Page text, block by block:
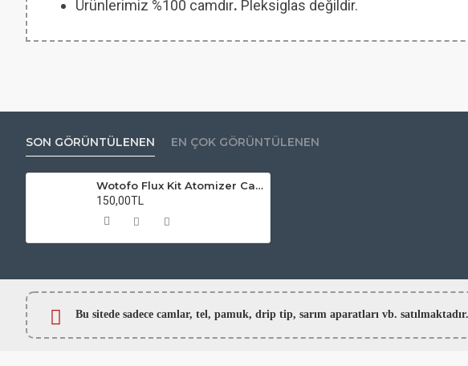
Ürünlerimiz %100 camdır. Pleksiglas değildir.
SON GÖRÜNTÜLENEN EN ÇOK GÖRÜNTÜLENEN
Wotofo Flux Kit Atomizer Camı
150,00TL
Bu sitede sadece camlar, tel, pamuk, drip tip, sarım aparatları vb.